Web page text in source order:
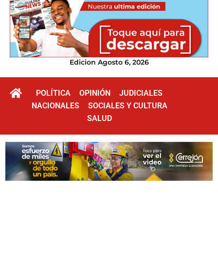
Edicion Agosto 6, 2026
POLÍTICA OPINIÓN
JUDICIALES
NACIONALES
SOCIALES Y CULTURA
SALUD